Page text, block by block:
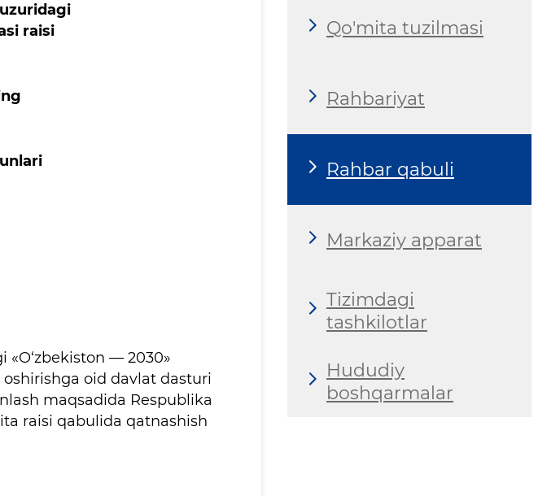
raisi
«O‘zbekiston — 2030»
oid davlat dasturi
maqsadida Respublika
raisi qabulida qatnashish
Qo'mita tuzilmasi
Rahbariyat
Rahbar qabuli
Markaziy apparat
Tizimdagi
tashkilotlar
Hududiy
boshqarmalar